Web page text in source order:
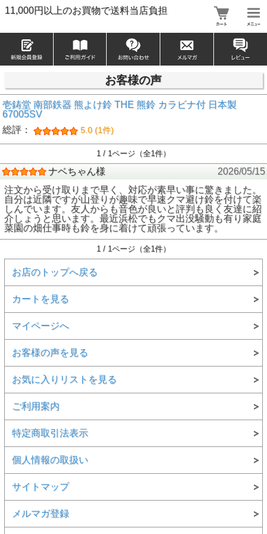
11,000円以上のお買物で送料当店負担
お客様の声
壱鋳堂 南部鉄器 熊よけ鈴 THE 熊鈴 カラビナ付 日本製
67005SV
総評：
5.0 (1件)
1 / 1ページ（全1件）
ナベちゃん様
2026/05/15
注文から受け取りまで早く、対応が素早い事に驚きました。
自分は近隣ですが山登りが趣味で早速クマ避け鈴を付けて楽
しんでいます。友人からも音色が良いと評判も良く友達に紹
介しょうと思います。最近浜松でもクマ出没騒動も有り家庭
菜園の畑仕事時も鈴を身に着けて頑張っています。
1 / 1ページ（全1件）
お店のトップへ戻る
カートを見る
マイページへ
お客様の声を見る
お気に入りリストを見る
ご利用案内
特定商取引法表示
個人情報の取扱い
サイトマップ
メルマガ登録